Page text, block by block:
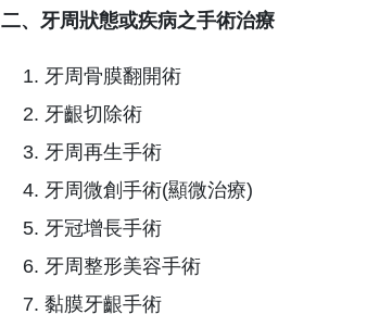
二、牙周狀態或疾病之手術治療
牙周骨膜翻開術
牙齦切除術
牙周再生手術
牙周微創手術(顯微治療)
牙冠增長手術
牙周整形美容手術
黏膜牙齦手術